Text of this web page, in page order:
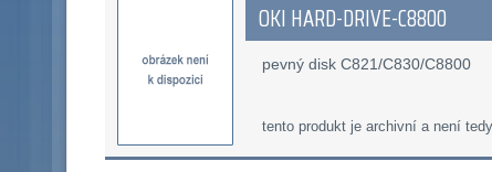
OKI HARD-DRIVE-C8800
pevný disk C821/C830/C8800
tento produkt je archivní a není